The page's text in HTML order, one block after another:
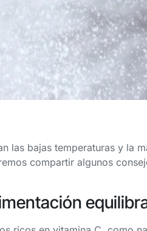
las bajas temperaturas y la
compartir algunos